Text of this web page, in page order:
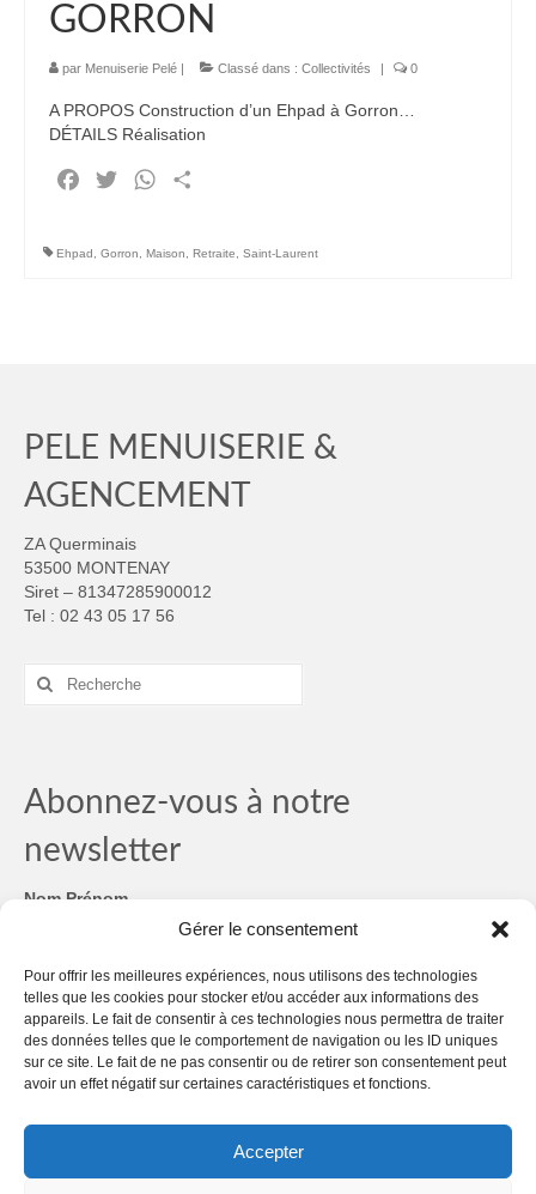
Gérer le consentement
Pour offrir les meilleures expériences, nous utilisons des technologies
telles que les cookies pour stocker et/ou accéder aux informations des
appareils. Le fait de consentir à ces technologies nous permettra de traiter
des données telles que le comportement de navigation ou les ID uniques
sur ce site. Le fait de ne pas consentir ou de retirer son consentement peut
avoir un effet négatif sur certaines caractéristiques et fonctions.
Accepter
Professionnels
Collectivités
Prototypage
Partenaires
Ils nous font confiance…
GORRON
par Menuiserie Pelé | Classé dans : Collectivités | 0
A PROPOS Construction d’un Ehpad à Gorron…
DÉTAILS Réalisation
Facebook
TwitterWhatsApp
Ehpad Gorron Maison Retraite Saint-Laurent
PELE MENUISERIE &
AGENCEMENT
ZA Querminais
53500 MONTENAY
Siret – 81347285900012
Tel : 02 43 05 17 56
Rechercher
Abonnez-vous à notre
newsletter
Nom Prénom
RGPD*
RGPD
qu'avec des tiers qui rendent ce service possible.Consultez
notre politique de confidentialité.